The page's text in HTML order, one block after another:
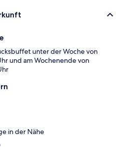
unter der Woche von
und am Wochenende von
in der Nähe